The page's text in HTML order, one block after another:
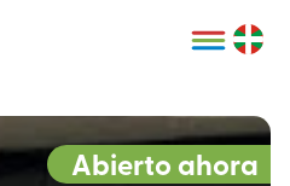
Abierto ahora